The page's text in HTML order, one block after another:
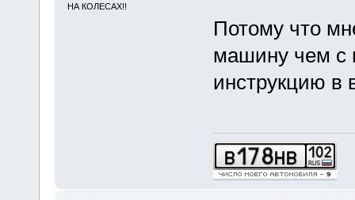
НА КОЛЕСАХ!!
Потому что
машину чем с
инструкцию в